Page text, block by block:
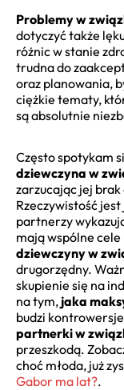
Problemy w
dotyczyć także
różnic w stanie
trudna do
oraz planowania,
ciężkie tematy,
są absolutnie
Często spotykam
dziewczyna w
zarzucając jej
Rzeczywistość
partnerzy
mają wspólne
dziewczyny w
drugorzędny.
skupienie się na
na tym, jaka
budzi
partnerki w
przeszkodą.
choć młoda, już
Gabor ma lat?.